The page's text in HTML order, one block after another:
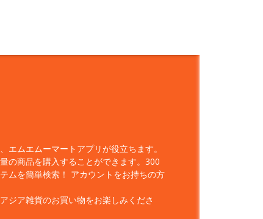
エムエムーマートアプリが役立ちます。
の商品を購入することができます。300
ムを簡単検索！ アカウントをお持ちの方
ジア雑貨のお買い物をお楽しみくださ